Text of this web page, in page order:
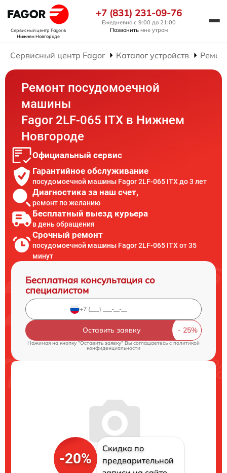
Сервисный центр Fagorв
Нижнем Новгороде
+7 (831) 231-09-76
Ежедневно с 9:00 до 21:00
Позвонить мне утром
Сервисный центр Fagor Каталог устройств
Ремонт посудомоечной
машины
Fagor 2LF-065 ITX в Нижнем
Новгороде
Официальный сервис
Гарантийное обслуживание
посудомоечной машины Fagor 2LF-065 ITX до 3 лет
Диагностика за наш счет,
ремонт по желанию
Бесплатный выезд курьера
в день обращения
Срочный ремонт
посудомоечной машины Fagor 2LF-065 ITX от 35
минут
Бесплатная консультация со
специалистом
Оставить заявку
Нажимая на кнопку "Оставить заявку" Вы соглашаетесь cполитикой
конфиденциальности
-20%
Скидка по
предварительной